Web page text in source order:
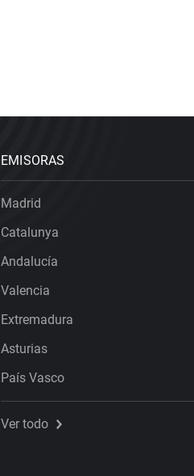
EMISORAS
Madrid
Catalunya
Andalucía
Valencia
Extremadura
Asturias
País Vasco
Ver todo